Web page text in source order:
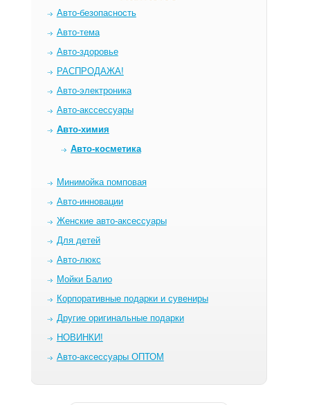
Авто-безопасность
Авто-тема
Авто-здоровье
РАСПРОДАЖА!
Авто-электроника
Авто-акссессуары
Авто-химия
Авто-косметика
Минимойка помповая
Авто-инновации
Женские авто-аксессуары
Для детей
Авто-люкс
Мойки Балио
Корпоративные подарки и сувениры
Другие оригинальные подарки
НОВИНКИ!
Авто-аксессуары ОПТОМ